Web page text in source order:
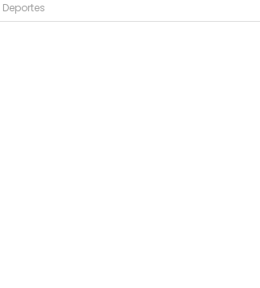
Deportes